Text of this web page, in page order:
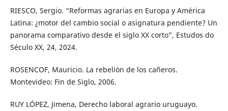
RIESCO, Sergio. “Reformas agrarias en Europa y América
Latina: ¿motor del cambio social o asignatura pendiente? Un
panorama comparativo desde el siglo XX corto”, Estudos do
Século XX, 24, 2024.
ROSENCOF, Mauricio. La rebelión de los cañeros.
Montevideo: Fin de Siglo, 2006.
RUY LÓPEZ, Jimena, Derecho laboral agrario uruguayo.